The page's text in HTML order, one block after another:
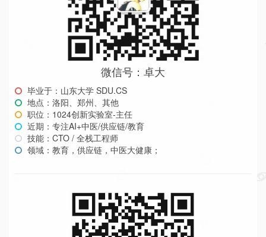
微信号：卓大
毕业于：山东大学 SDU.CS
地点：洛阳、郑州、其他
职位：1024创新实验室-主任
近期：专注AI+中医/供应链/教育
技能：CTO / 全栈工程师
领域：教育，供应链，中医大健康；